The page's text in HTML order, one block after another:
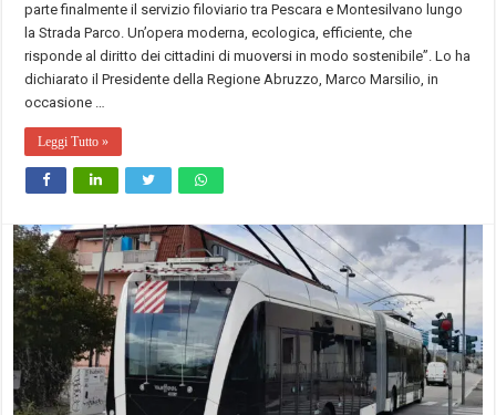
parte finalmente il servizio filoviario tra Pescara e Montesilvano lungo
la Strada Parco. Un’opera moderna, ecologica, efficiente, che
risponde al diritto dei cittadini di muoversi in modo sostenibile”. Lo ha
dichiarato il Presidente della Regione Abruzzo, Marco Marsilio, in
occasione …
Leggi Tutto »